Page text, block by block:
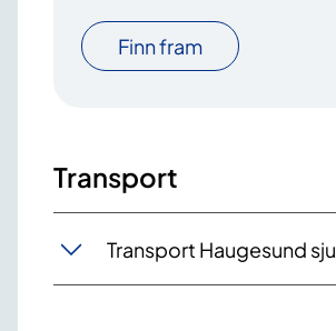
Finn fram
Transport
Transport Haugesund